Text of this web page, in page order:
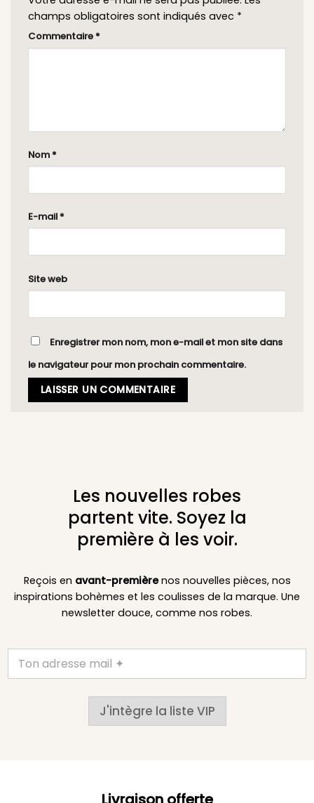
champs obligatoires sont indiqués avec *
Commentaire *
Nom *
E-mail *
Site web
Enregistrer mon nom, mon e-mail et mon site dans
le navigateur pour mon prochain commentaire.
Les nouvelles robes
partent vite. Soyez la
première à les voir.
Reçois en avant-premièrenos nouvelles pièces, nos
inspirations bohèmes et les coulisses de la marque. Une
newsletter douce, comme nos robes.
J'intègre la liste VIP